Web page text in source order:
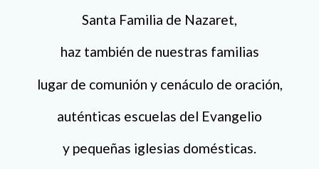
Santa Familia de Nazaret,
haz también de nuestras familias
lugar de comunión y cenáculo de oración,
auténticas escuelas del Evangelio
y pequeñas iglesias domésticas.